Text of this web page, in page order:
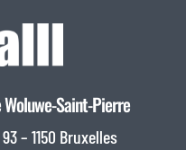
Saint-Pierre
– 1150 Bruxelles